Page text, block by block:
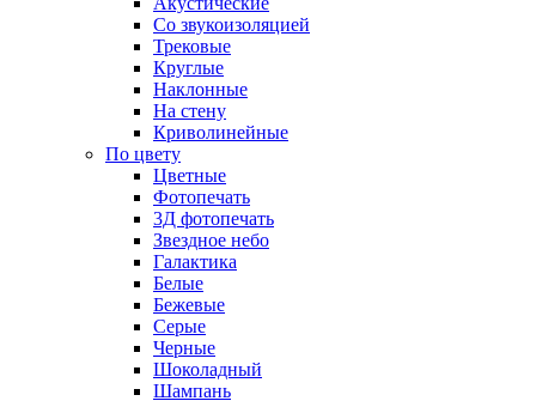
Со звукоизоляцией
Трековые
Круглые
Наклонные
На стену
Криволинейные
По цвету
Цветные
Фотопечать
3Д фотопечать
Звездное небо
Галактика
Белые
Бежевые
Серые
Черные
Шоколадный
Шампань